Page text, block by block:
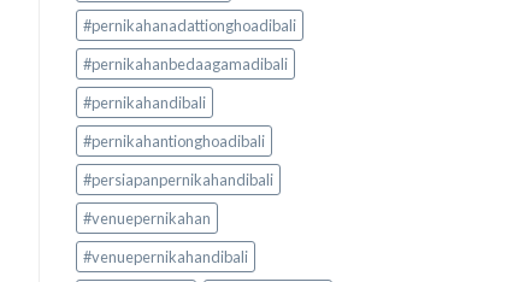
#pernikahanadattionghoadibali
#pernikahanbedaagamadibali
#pernikahandibali
#pernikahantionghoadibali
#persiapanpernikahandibali
#venuepernikahan
#venuepernikahandibali